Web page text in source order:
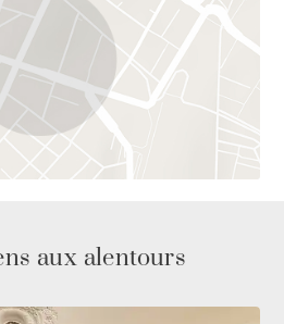
aux alentours